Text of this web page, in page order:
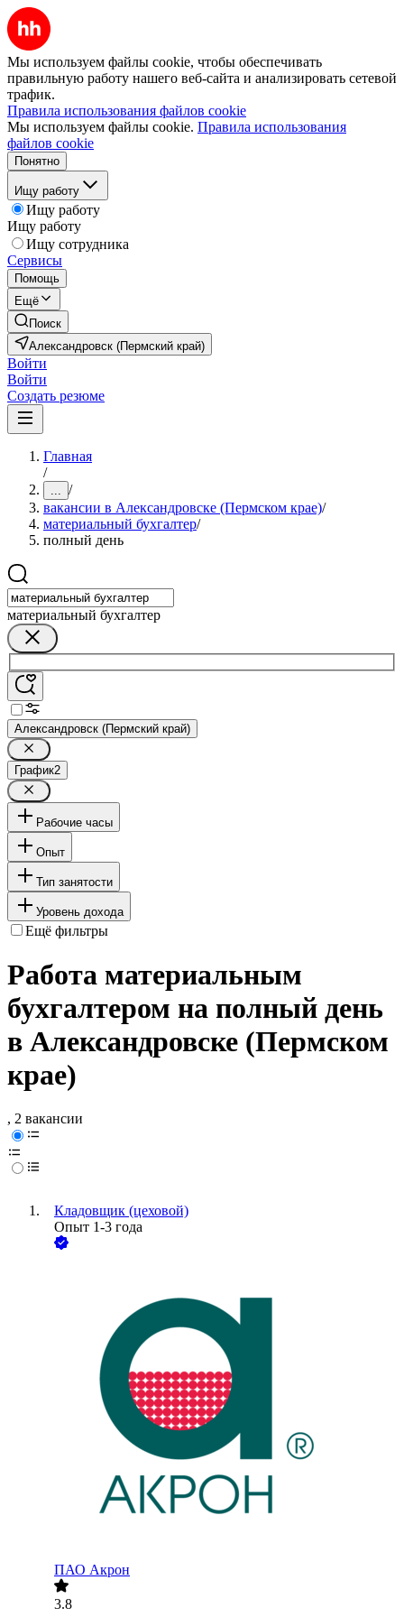
Мы используем файлы cookie, чтобы обеспечивать
правильную работу нашего веб-сайта и анализировать сетевой
трафик.
Правила использования файлов cookie
Мы используем файлы cookie. Правила использования
файлов cookie
Понятно
Ищу работу
Ищу работу
Ищу работу
Ищу сотрудника
Сервисы
Помощь
Ещё
Поиск
Александровск (Пермский край)
Войти
Войти
Создать резюме
Главная
/
... /
вакансии в Александровске (Пермском крае)/
материальный бухгалтер/
полный день
материальный бухгалтер
Александровск (Пермский край)
График2
Рабочие часы
Опыт
Тип занятости
Уровень дохода
Ещё фильтры
Работа материальным
бухгалтером на полный день
в Александровске (Пермском
крае)
, 2 вакансии
Кладовщик (цеховой)
Опыт 1-3 года
ПАО Акрон
3.8